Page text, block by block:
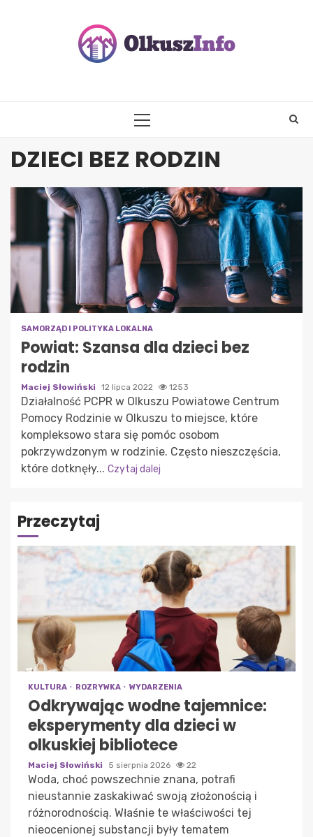
PRIMARY
DZIECI BEZ RODZIN
SAMORZĄD I POLITYKA LOKALNA
Powiat: Szansa dla dzieci bez
rodzin
Maciej Słowiński 12 lipca 2022 1253
Działalność PCPR w Olkuszu Powiatowe Centrum
Pomocy Rodzinie w Olkuszu to miejsce, które
kompleksowo stara się pomóc osobom
pokrzywdzonym w rodzinie. Często nieszczęścia,
które dotknęły... Czytaj dalej
Przeczytaj
KULTURA ROZRYWKA WYDARZENIA
Odkrywając wodne tajemnice:
eksperymenty dla dzieci w
olkuskiej bibliotece
Maciej Słowiński 5 sierpnia 2026 22
Woda, choć powszechnie znana, potrafi
nieustannie zaskakiwać swoją złożonością i
różnorodnością. Właśnie te właściwości tej
nieocenionej substancji były tematem